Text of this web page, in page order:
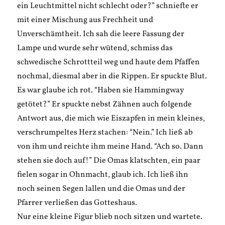
ein Leuchtmittel nicht schlecht oder?” schniefte er
mit einer Mischung aus Frechheit und
Unverschämtheit. Ich sah die leere Fassung der
Lampe und wurde sehr wütend, schmiss das
schwedische Schrottteil weg und haute dem Pfaffen
nochmal, diesmal aber in die Rippen. Er spuckte Blut.
Es war glaube ich rot. “Haben sie Hammingway
getötet?” Er spuckte nebst Zähnen auch folgende
Antwort aus, die mich wie Eiszapfen in mein kleines,
verschrumpeltes Herz stachen: “Nein.” Ich ließ ab
von ihm und reichte ihm meine Hand. “Ach so. Dann
stehen sie doch auf!” Die Omas klatschten, ein paar
fielen sogar in Ohnmacht, glaub ich. Ich ließ ihn
noch seinen Segen lallen und die Omas und der
Pfarrer verließen das Gotteshaus.
Nur eine kleine Figur blieb noch sitzen und wartete.